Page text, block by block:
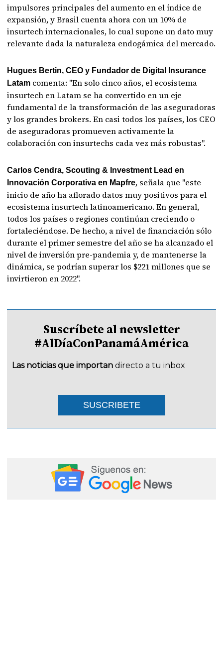
impulsores principales del aumento en el índice de
expansión, y Brasil cuenta ahora con un 10% de
insurtech internacionales, lo cual supone un dato muy
relevante dada la naturaleza endogámica del mercado.
Hugues Bertin, CEO y Fundador de Digital Insurance
Latam comenta: "En solo cinco años, el ecosistema
insurtech en Latam se ha convertido en un eje
fundamental de la transformación de las aseguradoras
y los grandes brokers. En casi todos los países, los CEO
de aseguradoras promueven activamente la
colaboración con insurtechs cada vez más robustas".
Carlos Cendra, Scouting & Investment Lead en
Innovación Corporativa en Mapfre, señala que "este
inicio de año ha aflorado datos muy positivos para el
ecosistema insurtech latinoamericano. En general,
todos los países o regiones continúan creciendo o
fortaleciéndose. De hecho, a nivel de financiación sólo
durante el primer semestre del año se ha alcanzado el
nivel de inversión pre-pandemia y, de mantenerse la
dinámica, se podrían superar los $221 millones que se
invirtieron en 2022".
Suscríbete al newsletter
#AlDíaConPanamáAmérica
Las noticias que importan directo a tu inbox
SUSCRIBETE